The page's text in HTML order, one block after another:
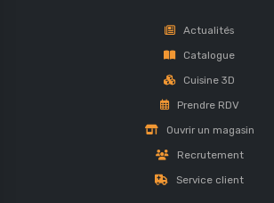
Actualités
Catalogue
Cuisine 3D
Prendre RDV
Ouvrir un magasin
Recrutement
Service client